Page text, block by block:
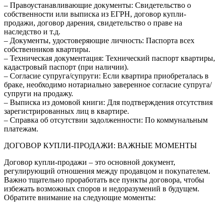
– Правоустанавливающие документы: Свидетельство о
собственности или выписка из ЕГРН, договор купли-
продажи, договор дарения, свидетельство о праве на
наследство и т.д.
– Документы, удостоверяющие личность: Паспорта всех
собственников квартиры.
– Техническая документация: Технический паспорт квартиры,
кадастровый паспорт (при наличии).
– Согласие супруга/супруги: Если квартира приобреталась в
браке, необходимо нотариально заверенное согласие супруга/
супруги на продажу.
– Выписка из домовой книги: Для подтверждения отсутствия
зарегистрированных лиц в квартире.
– Справка об отсутствии задолженности: По коммунальным
платежам.
ДОГОВОР КУПЛИ-ПРОДАЖИ: ВАЖНЫЕ МОМЕНТЫ
Договор купли-продажи – это основной документ,
регулирующий отношения между продавцом и покупателем.
Важно тщательно проработать все пункты договора, чтобы
избежать возможных споров и недоразумений в будущем.
Обратите внимание на следующие моменты: